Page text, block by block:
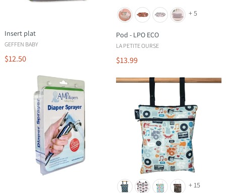
Insert plat
GEFFEN BABY
$12.50
+ 5
Pod - LPO ECO
LA PETITE OURSE
$13.99
+ 15